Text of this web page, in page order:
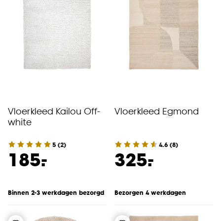
Vloerkleed Kailou Off-
white
5 (2)
185.
-
Binnen 2-3 werkdagen bezorgd
Vloerkleed Egmond
4.6 (8)
325.
-
Bezorgen 4 werkdagen